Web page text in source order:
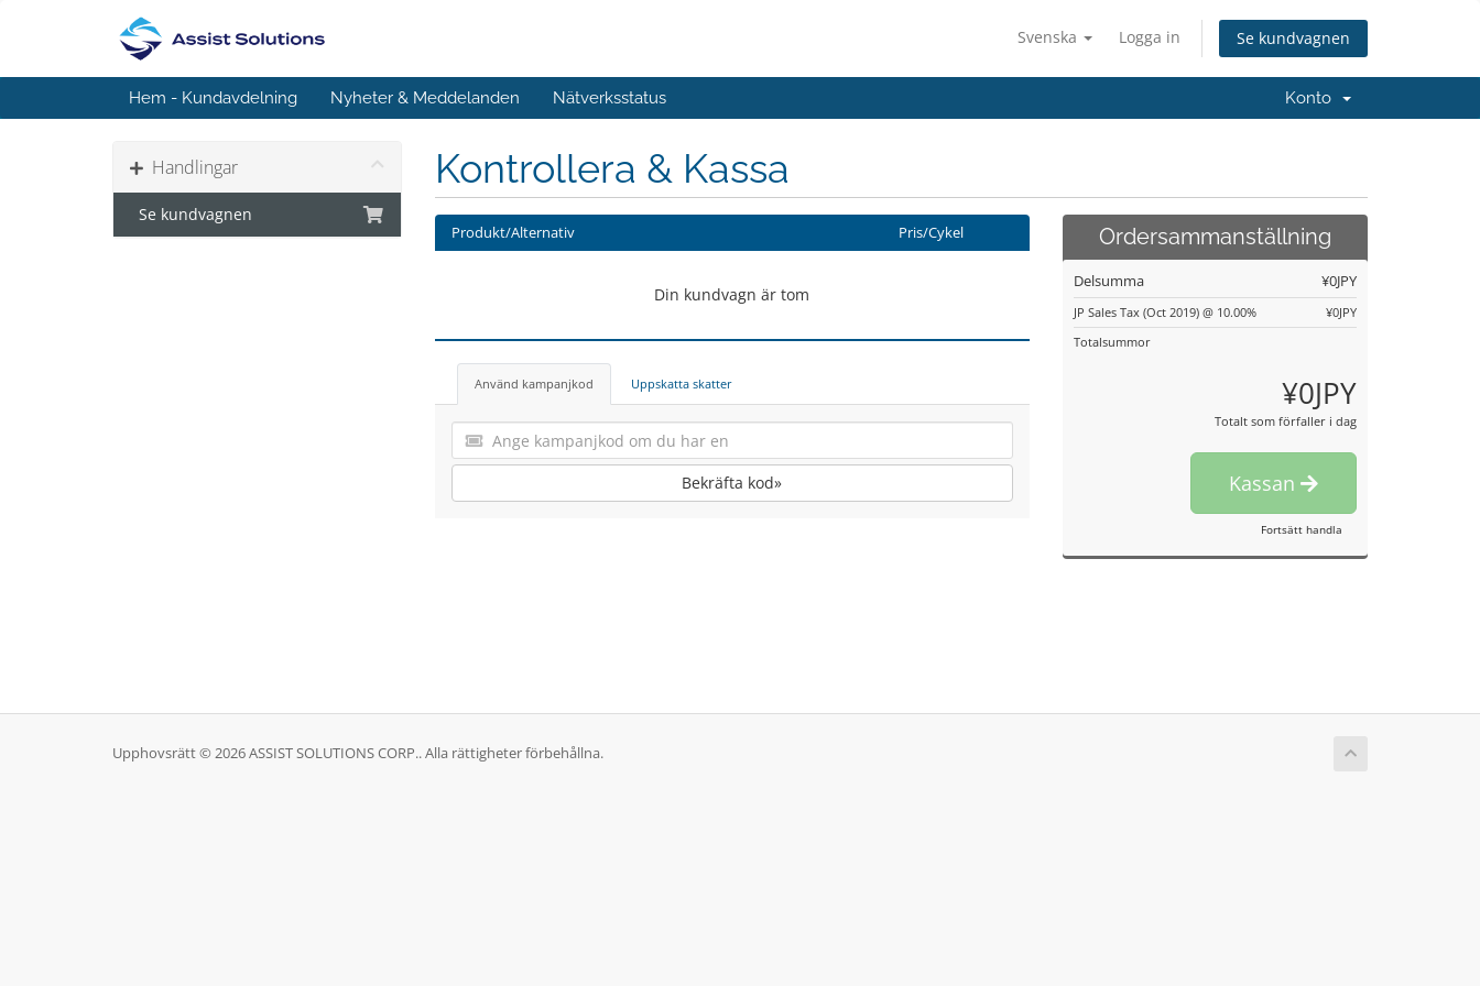
Svenska Logga in Se kundvagnen
Hem - Kundavdelning Nyheter & Meddelanden Nätverksstatus Konto
Handlingar
Se kundvagnen
Kontrollera & Kassa
Produkt/Alternativ Pris/Cykel
Din kundvagn är tom
Använd kampanjkod Uppskatta skatter
Bekräfta kod»
Ordersammanställning
Delsumma ¥0JPY
JP Sales Tax (Oct 2019) @ 10.00%
¥0JPY
Totalsummor
¥0JPY
Totalt som förfaller i dag
Kassan
Fortsätt handla
Upphovsrätt © 2026 ASSIST SOLUTIONS CORP.. Alla rättigheter förbehållna.